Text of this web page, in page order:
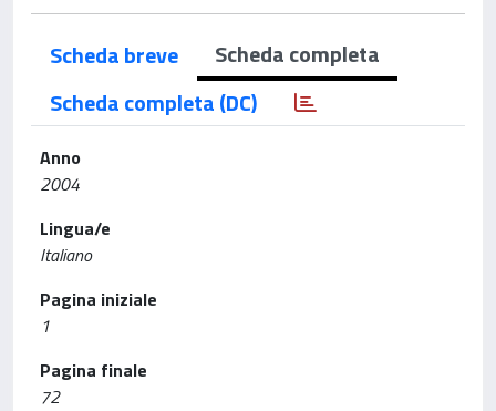
Scheda breve
Scheda completa
Scheda completa (DC)
Anno
2004
Lingua/e
Italiano
Pagina iniziale
1
Pagina finale
72